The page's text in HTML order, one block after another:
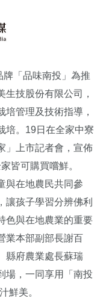
「品味南投」為推
生技股份有限公司，
管理及技術指導，
培。19日在全家中寮
」上市記者會，宣佈
皆可購買嚐鮮。
在地農民共同參
讓孩子學習分辨佛利
色與在地農業的重要
業本部副部長謝百
縣府農業處長蘇瑞
場，一同享用「南投
鮮美。